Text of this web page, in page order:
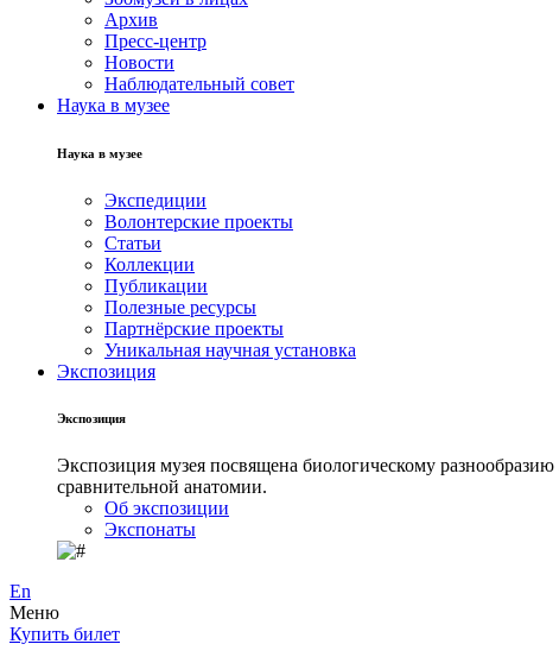
Архив
Пресс-центр
Новости
Наблюдательный совет
Наука в музее
Наука в музее
Экспедиции
Волонтерские проекты
Статьи
Коллекции
Публикации
Полезные ресурсы
Партнёрские проекты
Уникальная научная установка
Экспозиция
Экспозиция
Экспозиция музея посвящена биологическому
сравнительной анатомии.
Об экспозиции
Экспонаты
En
Меню
Купить билет